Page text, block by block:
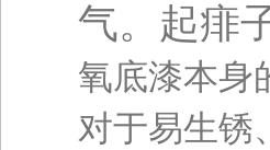
气。起痱
氧底漆本身
对于易生锈